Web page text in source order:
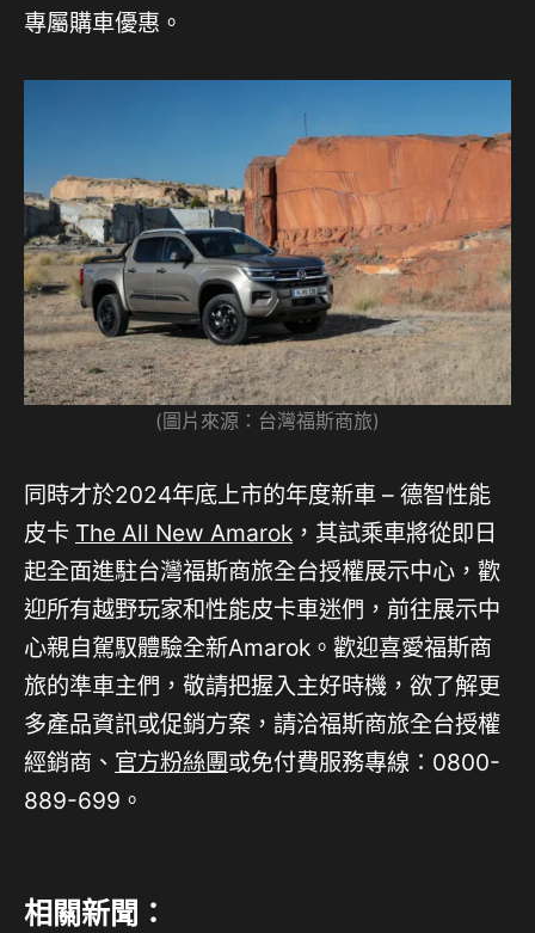
專屬購車優惠。
(圖片來源：台灣福斯商旅)
同時才於2024年底上市的年度新車 – 德智性能
皮卡 The All New Amarok ，其試乘車將從即日
起全面進駐台灣福斯商旅全台授權展示中心，歡
迎所有越野玩家和性能皮卡車迷們，前往展示中
心親自駕馭體驗全新Amarok。歡迎喜愛福斯商
旅的準車主們，敬請把握入主好時機，欲了解更
多產品資訊或促銷方案，請洽福斯商旅全台授權
經銷商、 官方粉絲團或免付費服務專線：0800-
889-699。
相關新聞：